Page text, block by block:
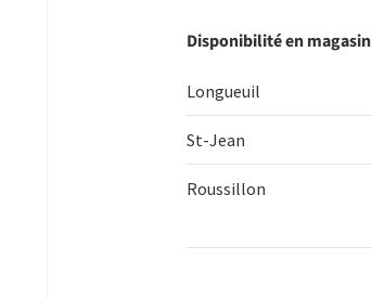
Disponibilité en magasin
Longueuil
St-Jean
Roussillon